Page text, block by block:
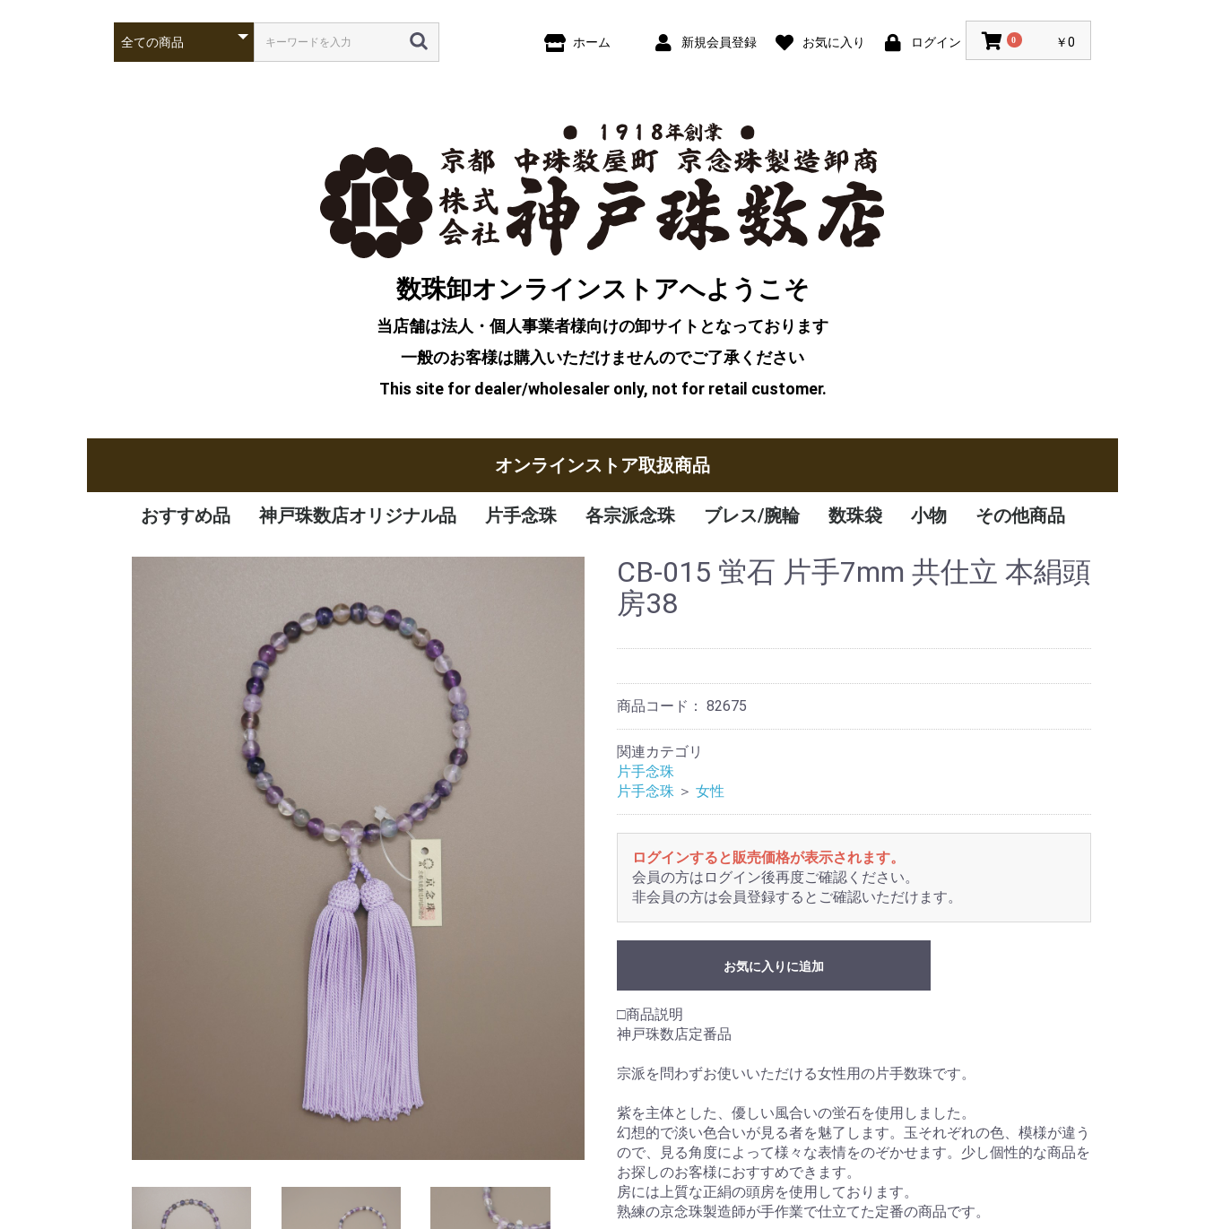
ホーム 新規会員登録 お気に入り ログイン 0 ￥0
数珠卸オンラインストアへようこそ
当店舗は法人・個人事業者様向けの卸サイトとなっております
一般のお客様は購入いただけませんのでご了承ください
This site for dealer/wholesaler only, not for retail customer.
オンラインストア取扱商品
おすすめ品
新商品
定番品
逸品
特価品
神戸珠数店オリジナル品
オリジナル品
一凛
清水焼
片手念珠
女性
男性
子供
各宗派念珠
曹洞宗
臨済宗
天台宗
真言宗
日蓮宗
浄土宗
浄土真宗
ブレス/腕輪
腕輪
ブレスレット
数珠袋
数珠袋
ふくさ
小物
アクセサリー
その他商品
数珠箱
CB-015 蛍石 片手7mm 共仕立 本絹頭
房38
商品コード： 82675
関連カテゴリ
片手念珠
片手念珠 ＞ 女性
ログインすると販売価格が表示されます。
会員の方はログイン後再度ご確認ください。
非会員の方は会員登録するとご確認いただけます。
お気に入りに追加
□商品説明
神戸珠数店定番品
宗派を問わずお使いいただける女性用の片手数珠です。
紫を主体とした、優しい風合いの蛍石を使用しました。
幻想的で淡い色合いが見る者を魅了します。玉それぞれの色、模様が違う
ので、見る角度によって様々な表情をのぞかせます。少し個性的な商品を
お探しのお客様におすすめできます。
房には上質な正絹の頭房を使用しております。
熟練の京念珠製造師が手作業で仕立てた定番の商品です。